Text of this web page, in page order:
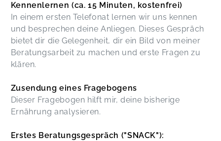
Kennenlernen (ca. 15 Minuten, kostenfrei)
In einem ersten Telefonat lernen wir uns kennen
und besprechen deine Anliegen. Dieses Gespräch
bietet dir die Gelegenheit, dir ein Bild von meiner
Beratungsarbeit zu machen und erste Fragen zu
klären.
Zusendung eines Fragebogens
Dieser Fragebogen hilft mir, deine bisherige
Ernährung analysieren.
Erstes Beratungsgespräch ("SNACK"):